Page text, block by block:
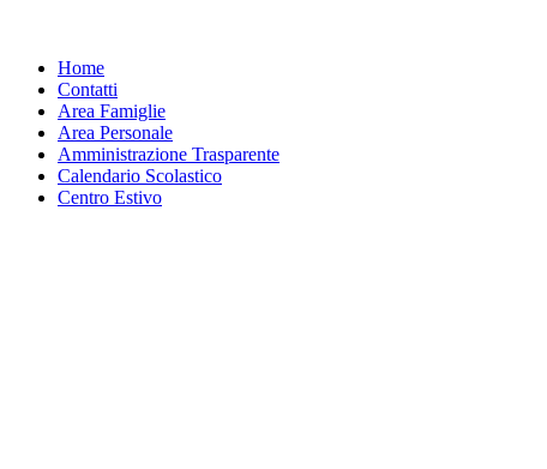
Home
Contatti
Area Famiglie
Area Personale
Amministrazione Trasparente
Calendario Scolastico
Centro Estivo